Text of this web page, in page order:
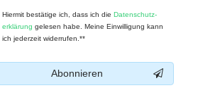
Hiermit bestätige ich, dass ich die Daten­schutz­
erklärung gelesen habe. Meine Einwilligung kann
ich jederzeit widerrufen.**
Abonnieren